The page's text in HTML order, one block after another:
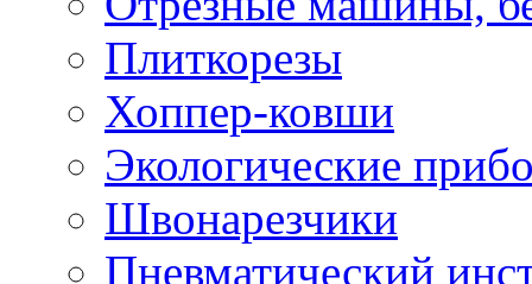
Плиткорезы
Хоппер-ковши
Экологические
Швонарезчики
Пневматический